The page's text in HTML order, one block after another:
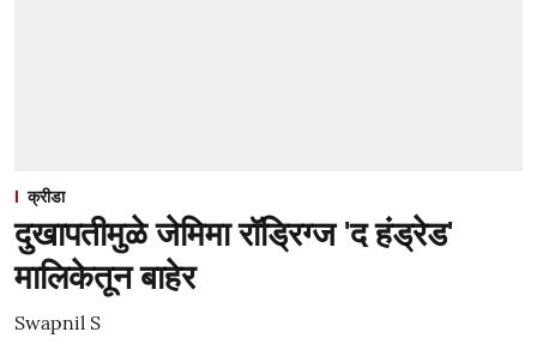
क्रीडा
दुखापतीमुळे जेमिमा रॉड्रिग्ज 'द हंड्रेड'
मालिकेतून बाहेर
Swapnil S